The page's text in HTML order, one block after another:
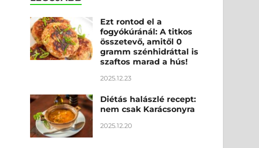
Ezt rontod el a
fogyókúránál: A titkos
összetevő, amitől 0
gramm szénhidráttal is
szaftos marad a hús!
2025.12.23
Diétás halászlé recept:
nem csak Karácsonyra
2025.12.20